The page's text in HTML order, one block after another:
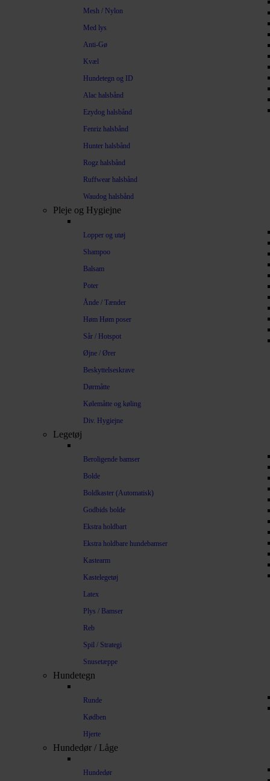
Mesh / Nylon
Med lys
Anti-Gø
Kvæl
Hundetegn og ID
Alac halsbånd
Ezydog halsbånd
Fenriz halsbånd
Hunter halsbånd
Rogz halsbånd
Ruffwear halsbånd
Waudog halsbånd
Pleje og Hygiejne
Lopper og utøj
Shampoo
Balsam
Poter
Ånde / Tænder
Høm Høm poser
Sår / Hotspot
Øjne / Ører
Beskyttelseskrave
Dørmåtte
Kølemåtte og køling
Div. Hygiejne
Legetøj
Beroligende bamser
Bolde
Boldkaster (Automatisk)
Godbids bolde
Ekstra holdbart
Ekstra holdbare hundebamser
Kastearm
Kastelegetøj
Latex
Plys / Bamser
Reb
Spil / Strategi
Snusetæppe
Hundetegn
Runde
Kødben
Hjerte
Hundedør / Låge
Hundedør